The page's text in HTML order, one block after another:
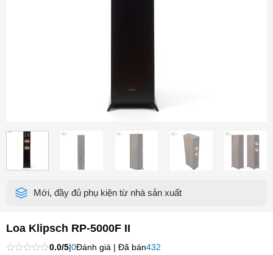
Mới, đầy đủ phụ kiện từ nhà sản xuất
Loa Klipsch RP-5000F II
0.0/5|0Đánh giá | Đã bán432